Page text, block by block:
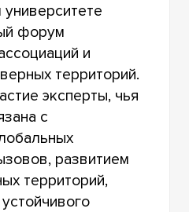
форум
и
территорий.
эксперты, чья
с
развитием
территорий,